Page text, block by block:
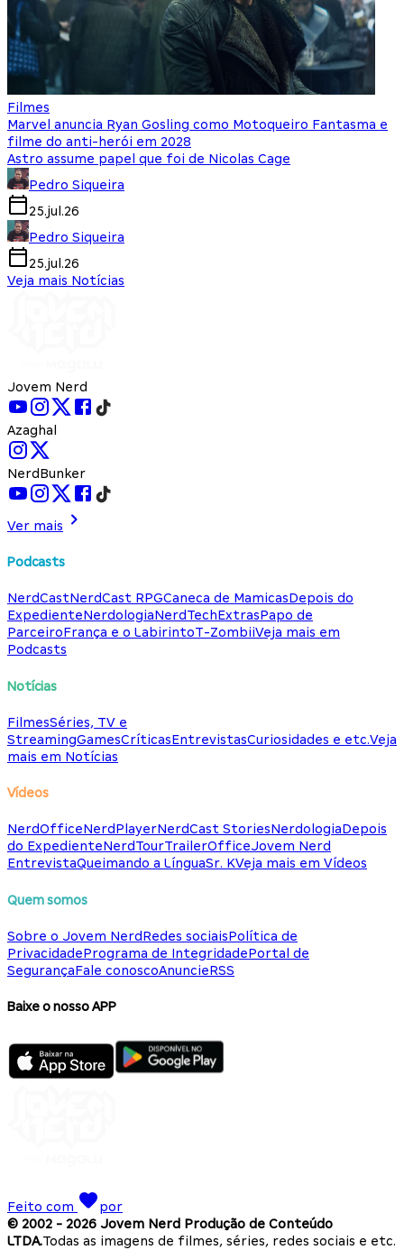
Filmes
Marvel anuncia Ryan Gosling como Motoqueiro Fantasma e
filme do anti-herói em 2028
Astro assume papel que foi de Nicolas Cage
Pedro Siqueira
25.jul.26
Pedro Siqueira
25.jul.26
Veja mais Notícias
Jovem Nerd
Azaghal
NerdBunker
Ver mais
Podcasts
NerdCastNerdCast RPGCaneca de MamicasDepois do
ExpedienteNerdologiaNerdTechExtrasPapo de
ParceiroFrança e o LabirintoT-ZombiiVeja mais em
Podcasts
Notícias
FilmesSéries, TV e
StreamingGamesCríticasEntrevistasCuriosidades e etc.Veja
mais em Notícias
Vídeos
NerdOfficeNerdPlayerNerdCast StoriesNerdologiaDepois
do ExpedienteNerdTourTrailerOfficeJovem Nerd
EntrevistaQueimando a LínguaSr. KVeja mais em Vídeos
Quem somos
Sobre o Jovem NerdRedes sociaisPolítica de
PrivacidadePrograma de IntegridadePortal de
SegurançaFale conoscoAnuncieRSS
Baixe o nosso APP
Feito com
por
© 2002 - 2026 Jovem Nerd Produção de Conteúdo
LTDA.Todas as imagens de filmes, séries, redes sociais e etc.